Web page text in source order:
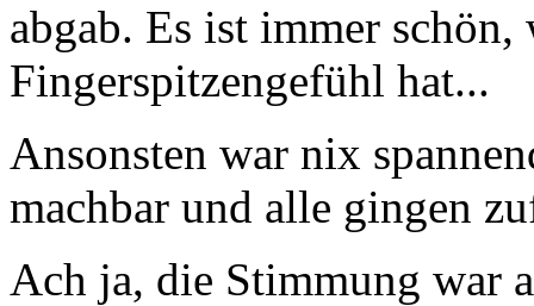
abgab. Es ist immer
Fingerspitzengefühl hat...
Ansonsten war nix
machbar und alle gingen
Ach ja, die Stimmung war